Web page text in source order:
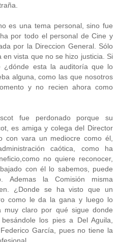
es una tema personal, sino fue
por todo el personal de Cine y
por la Direccion General. Sólo
en vista que no se hizo justicia. Si
¿dónde esta la auditoría que lo
alguna, como las que nosotros
y no recien ahora como
fue perdonado porque su
es amiga y colega del Director
con vara un mediocre como él,
caótica, como ha
no quiere reconocer,
con él lo sabemos, puede
Ademas la Comisión misma
¿Donde se ha visto que un
como le da la gana y luego lo
muy claro por qué sigue donde
los pies a Del Aguila,
García, pues no tiene la